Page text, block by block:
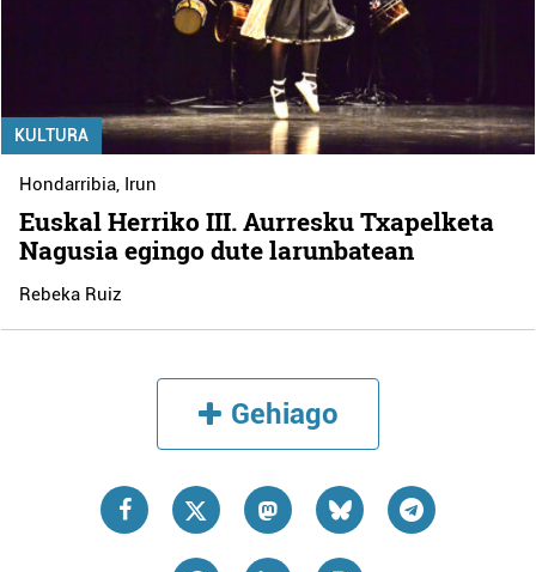
KULTURA
Hondarribia Irun
Euskal Herriko III. Aurresku Txapelketa
Nagusia egingo dute larunbatean
Rebeka Ruiz
Gehiago